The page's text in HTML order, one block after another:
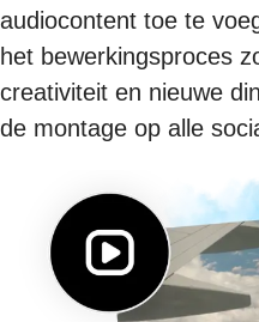
audiocontent toe te
het bewerkingsproces
creativiteit en nieuwe
de montage op alle